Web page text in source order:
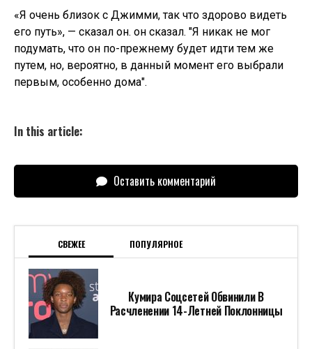
«Я очень близок с Джимми, так что здорово видеть
его путь», — сказал он. он сказал. "Я никак не мог
подумать, что он по-прежнему будет идти тем же
путем, но, вероятно, в данный момент его выбрали
первым, особенно дома".
In this article:
Оставить комментарий
СВЕЖЕЕ ПОПУЛЯРНОЕ
Кумира Соцсетей Обвинили В
Расчленении 14-Летней Поклонницы